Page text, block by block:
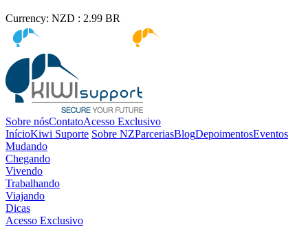
Currency: NZD : 2.99 BR
Sobre nósContatoAcesso Exclusivo
InícioKiwi Suporte Sobre NZParceriasBlogDepoimentosEventos
Mudando
Chegando
Vivendo
Trabalhando
Viajando
Dicas
Acesso Exclusivo